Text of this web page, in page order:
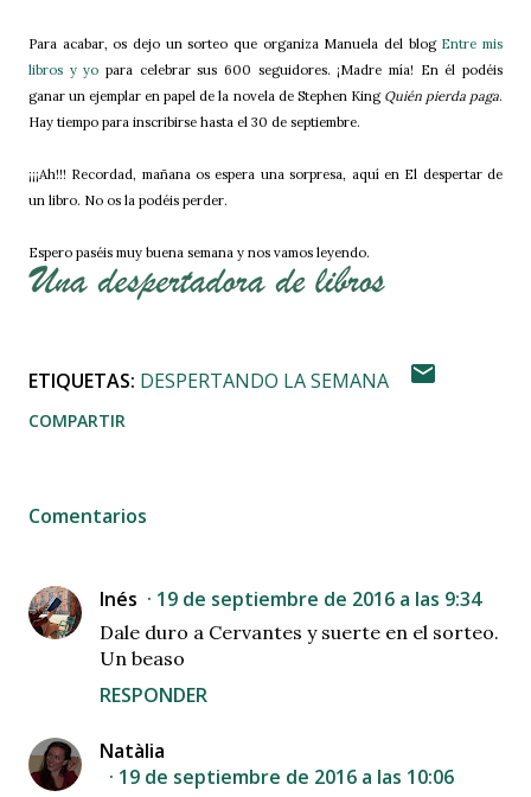
Para acabar, os dejo un sorteo que organiza Manuela del blog Entre mis
libros y yo para celebrar sus 600 seguidores. ¡Madre mía! En él podéis
ganar un ejemplar en papel de la novela de Stephen King Quién pierda paga.
Hay tiempo para inscribirse hasta el 30 de septiembre.
¡¡¡Ah!!! Recordad, mañana os espera una sorpresa, aquí en El despertar de
un libro. No os la podéis perder.
Espero paséis muy buena semana y nos vamos leyendo.
ETIQUETAS: DESPERTANDO LA SEMANA
COMPARTIR
Comentarios
Inés 19 de septiembre de 2016 a las 9:34
Dale duro a Cervantes y suerte en el sorteo.
Un beaso
RESPONDER
Natàlia
19 de septiembre de 2016 a las 10:06